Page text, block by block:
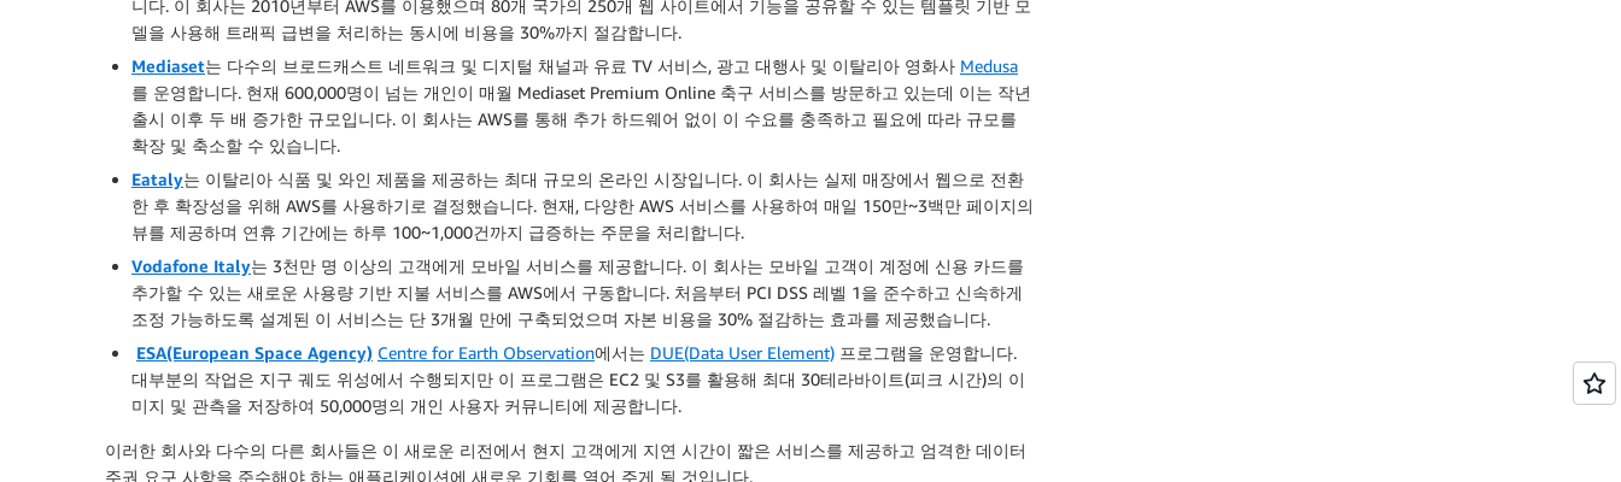
니다. 이 회사는 2010년부터 AWS를 이용했으며 80개 국가의 250개 웹 사이트에서 기능을 공유할 수 있는 템플릿 기반 모
델을 사용해 트래픽 급변을 처리하는 동시에 비용을 30%까지 절감합니다.
Mediaset는 다수의 브로드캐스트 네트워크 및 디지털 채널과 유료 TV 서비스, 광고 대행사 및 이탈리아 영화사 Medusa
를 운영합니다. 현재 600,000명이 넘는 개인이 매월 Mediaset Premium Online 축구 서비스를 방문하고 있는데 이는 작년
출시 이후 두 배 증가한 규모입니다. 이 회사는 AWS를 통해 추가 하드웨어 없이 이 수요를 충족하고 필요에 따라 규모를
확장 및 축소할 수 있습니다.
Eataly는 이탈리아 식품 및 와인 제품을 제공하는 최대 규모의 온라인 시장입니다. 이 회사는 실제 매장에서 웹으로 전환
한 후 확장성을 위해 AWS를 사용하기로 결정했습니다. 현재, 다양한 AWS 서비스를 사용하여 매일 150만~3백만 페이지의
뷰를 제공하며 연휴 기간에는 하루 100~1,000건까지 급증하는 주문을 처리합니다.
Vodafone Italy는 3천만 명 이상의 고객에게 모바일 서비스를 제공합니다. 이 회사는 모바일 고객이 계정에 신용 카드를
추가할 수 있는 새로운 사용량 기반 지불 서비스를 AWS에서 구동합니다. 처음부터 PCI DSS 레벨 1을 준수하고 신속하게
조정 가능하도록 설계된 이 서비스는 단 3개월 만에 구축되었으며 자본 비용을 30% 절감하는 효과를 제공했습니다.
ESA(European Space Agency) Centre for Earth Observation에서는 DUE(Data User Element) 프로그램을 운영합니다.
대부분의 작업은 지구 궤도 위성에서 수행되지만 이 프로그램은 EC2 및 S3를 활용해 최대 30테라바이트(피크 시간)의 이
미지 및 관측을 저장하여 50,000명의 개인 사용자 커뮤니티에 제공합니다.
이러한 회사와 다수의 다른 회사들은 이 새로운 리전에서 현지 고객에게 지연 시간이 짧은 서비스를 제공하고 엄격한 데이터
주권 요구 사항을 준수해야 하는 애플리케이션에 새로운 기회를 열어 주게 될 것입니다.